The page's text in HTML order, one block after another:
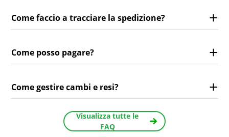
Come faccio a tracciare la spedizione?
Come posso pagare?
Come gestire cambi e resi?
Visualizza tutte le
FAQ